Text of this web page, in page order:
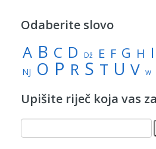
Odaberite slovo
A B C D Dž E F G H I
NJ O P R S T U V W
Upišite riječ koja vas